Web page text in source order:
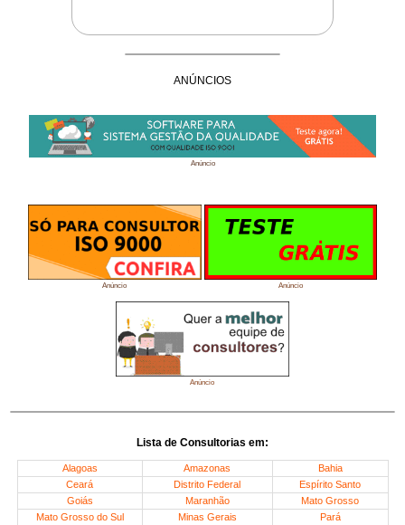
ANÚNCIOS
Anúncio
Anúncio Anúncio
Anúncio
Lista de Consultorias em:
Alagoas Amazonas
Bahia
Ceará
Distrito Federal
Espírito Santo
Goiás
Maranhão
Mato Grosso
Mato Grosso do Sul
Minas Gerais Pará